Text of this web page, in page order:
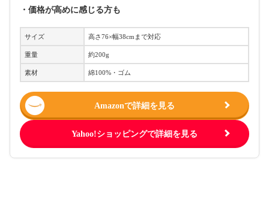
・価格が高めに感じる方も
サイズ 高さ76×幅38cmまで対応
重量 約200g
素材 綿100%・ゴム
Amazonで詳細を見る
Yahoo!ショッピングで詳細を見る